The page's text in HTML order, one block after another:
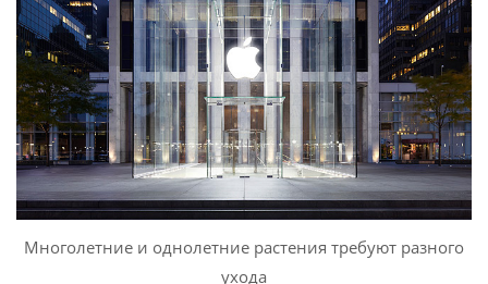
Многолетние и однолетние растения требуют разного
ухода